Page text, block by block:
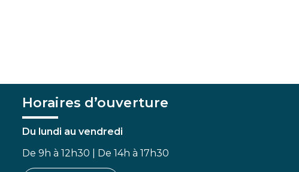
Horaires d’ouverture
Du lundi au vendredi
De 9h à 12h30 | De 14h à 17h30